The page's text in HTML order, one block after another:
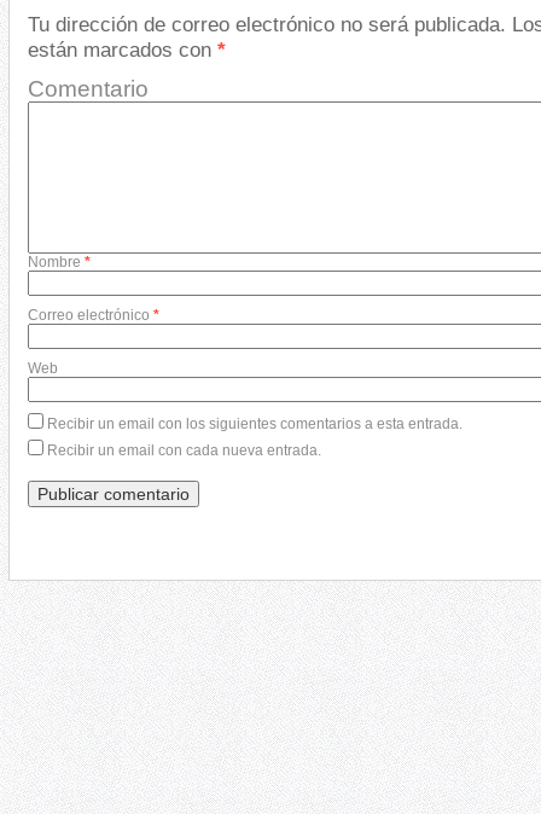
Tu dirección de correo electrónico no será publicada.
están marcados con *
Comentario
Nombre *
Correo electrónico *
Web
Recibir un email con los siguientes comentarios a esta entrada.
Recibir un email con cada nueva entrada.